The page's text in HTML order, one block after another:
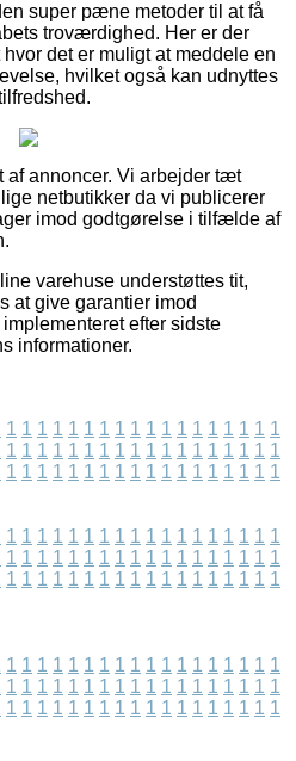
super pæne metoder til at få
troværdighed. Her er der
det er muligt at meddele en
hvilket også kan udnyttes
af annoncer. Vi arbejder tæt
netbutikker da vi publicerer
imod godtgørelse i tilfælde af
varehuse understøttes tit,
at give garantier imod
efter sidste
informationer.
1 1 1 1 1 1 1 1 1 1 1 1 1 1 1 1 1 1
1 1 1 1 1 1 1 1 1 1 1 1 1 1 1 1 1 1
1 1 1 1 1 1 1 1 1 1 1 1 1 1 1 1 1 1
1 1 1 1 1 1 1 1 1 1 1 1 1 1 1 1 1 1
1 1 1 1 1 1 1 1 1 1 1 1 1 1 1 1 1 1
1 1 1 1 1 1 1 1 1 1 1 1 1 1 1 1 1 1
1 1 1 1 1 1 1 1 1 1 1 1 1 1 1 1 1 1
1 1 1 1 1 1 1 1 1 1 1 1 1 1 1 1 1 1
1 1 1 1 1 1 1 1 1 1 1 1 1 1 1 1 1 1